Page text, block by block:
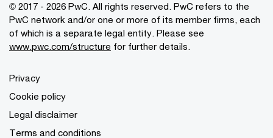
© 2017 - 2026 PwC. All rights reserved. PwC refers to the
PwC network and/or one or more of its member firms, each
of which is a separate legal entity. Please see
www.pwc.com/structure for further details.
Privacy
Cookie policy
Legal disclaimer
Terms and conditions